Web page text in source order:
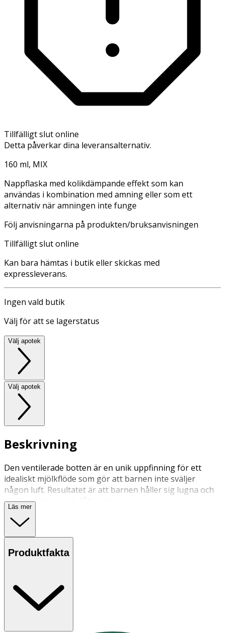
Tillfälligt slut online
Detta påverkar dina leveransalternativ.
160 ml, MIX
Nappflaska med kolikdämpande effekt som kan
användas i kombination med amning eller som ett
alternativ när amningen inte funge
Följ anvisningarna på produkten/bruksanvisningen
Tillfälligt slut online
Kan bara hämtas i butik eller skickas med
expressleverans.
Ingen vald butik
Välj för att se lagerstatus
Välj apotek
Välj apotek
Beskrivning
Den ventilerade botten är en unik uppfinning för ett
idealiskt mjölkflöde som gör att barnen inte sväljer
någon luft. Resultatet är att barnen håller sig lugna och
avslappnade när de fått mat.
Nappflaskan går också att sterilisera i mikrovågsugn i tre
enkla steg.
lila. Vid köp via hemsidan levereras slumpmässig färg.
Läs mer
Produktfakta